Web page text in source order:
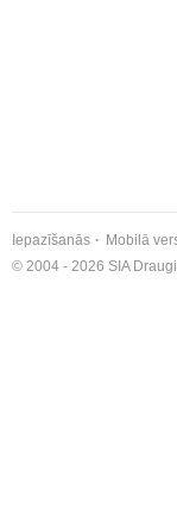
Iepazīšanās Mobilā
© 2004 - 2026 SIA